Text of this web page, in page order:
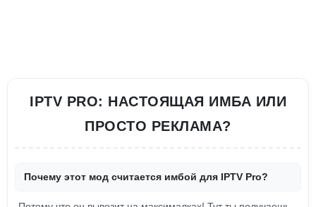
IPTV PRO: НАСТОЯЩАЯ ИМБА ИЛИ
ПРОСТО РЕКЛАМА?
Почему этот мод считается имбой для IPTV Pro?